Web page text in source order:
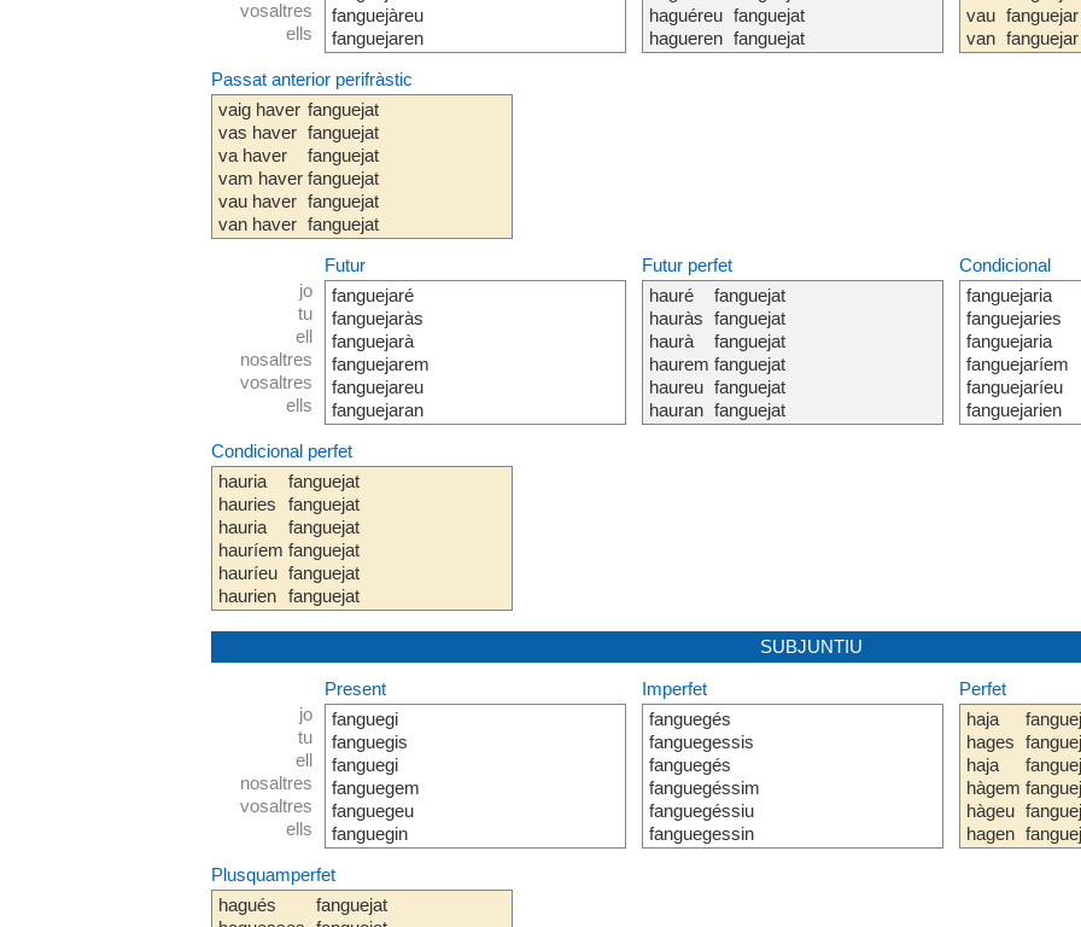
vosaltres
ells
fanguejàreu
fanguejaren
haguéreu
hagueren
fanguejat
fanguejat
vau
van
fanguejar
fanguejar
Passat anterior perifràstic
vaig haver
vas haver
va haver
vam haver
vau haver
van haver
fanguejat
fanguejat
fanguejat
fanguejat
fanguejat
fanguejat
jo
tu
ell
nosaltres
vosaltres
ells
Futur
fanguejaré
fanguejaràs
fanguejarà
fanguejarem
fanguejareu
fanguejaran
Futur perfet
hauré
hauràs
haurà
haurem
haureu
hauran
fanguejat
fanguejat
fanguejat
fanguejat
fanguejat
fanguejat
Condicional
fanguejaria
fanguejaries
fanguejaria
fanguejaríem
fanguejaríeu
fanguejarien
Condicional perfet
hauria
hauries
hauria
hauríem
hauríeu
haurien
fanguejat
fanguejat
fanguejat
fanguejat
fanguejat
fanguejat
SUBJUNTIU
jo
tu
ell
nosaltres
vosaltres
ells
Present
fanguegi
fanguegis
fanguegi
fanguegem
fanguegeu
fanguegin
Imperfet
fanguegés
fanguegessis
fanguegés
fanguegéssim
fanguegéssiu
fanguegessin
Perfet
haja
hages
haja
hàgem
hàgeu
hagen
Plusquamperfet
hagués
fanguejat